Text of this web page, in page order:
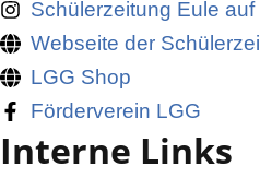
Interne Links
Schülerzeitung Eule auf
Webseite der
LGG Shop
Förderverein LGG